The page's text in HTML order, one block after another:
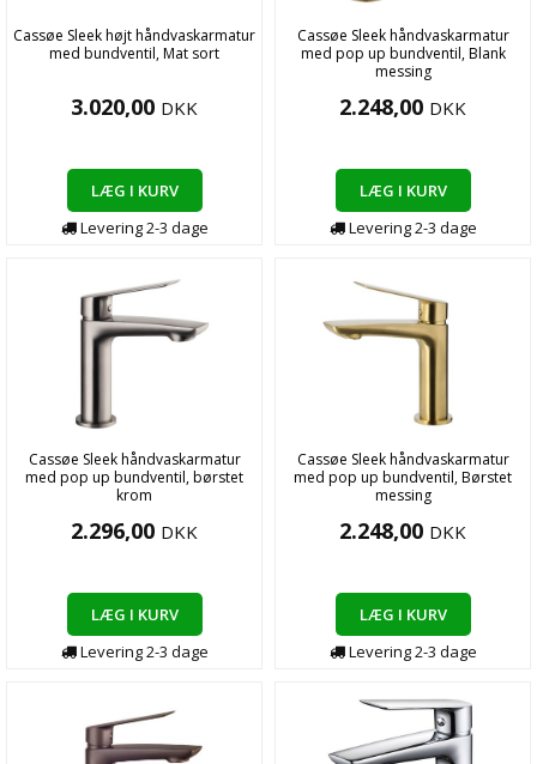
Cassøe Sleek højt håndvaskarmatur
med bundventil, Mat sort
3.020,00 DKK
LÆG I KURV
Levering2-3 dage
Cassøe Sleek håndvaskarmatur
med pop up bundventil, Blank
messing
2.248,00 DKK
LÆG I KURV
Levering2-3 dage
Cassøe Sleek håndvaskarmatur
med pop up bundventil, børstet
krom
2.296,00 DKK
LÆG I KURV
Levering2-3 dage
Cassøe Sleek håndvaskarmatur
med pop up bundventil, Børstet
messing
2.248,00 DKK
LÆG I KURV
Levering2-3 dage